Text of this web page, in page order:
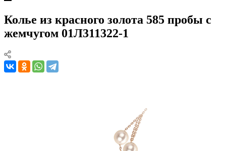
Колье из красного золота 585 пробы с
жемчугом 01Л311322-1